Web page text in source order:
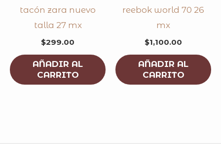
tacón zara nuevo
talla 27 mx
$299.00
AÑADIR AL
CARRITO
reebok world 70 26
mx
$1,100.00
AÑADIR AL
CARRITO